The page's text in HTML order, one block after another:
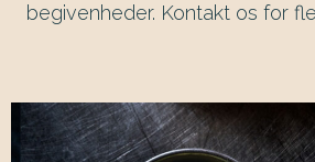
begivenheder. Kontakt os for